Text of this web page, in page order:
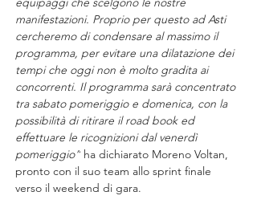
manifestazioni. Proprio per questo ad Asti
cercheremo di condensare al massimo il
programma, per evitare una dilatazione dei
tempi che oggi non è molto gradita ai
concorrenti. Il programma sarà concentrato
tra sabato pomeriggio e domenica, con la
possibilità di ritirare il road book ed
effettuare le ricognizioni dal venerdì
pomeriggio” ha dichiarato Moreno Voltan,
pronto con il suo team allo sprint finale
verso il weekend di gara.